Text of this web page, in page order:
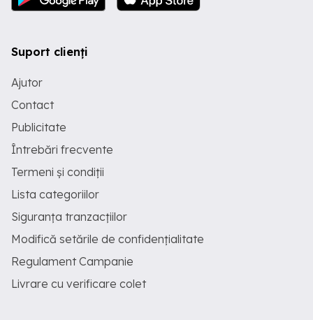
Suport clienți
Ajutor
Contact
Publicitate
Întrebări frecvente
Termeni și condiții
Lista categoriilor
Siguranța tranzacțiilor
Modifică setările de confidențialitate
Regulament Campanie
Livrare cu verificare colet